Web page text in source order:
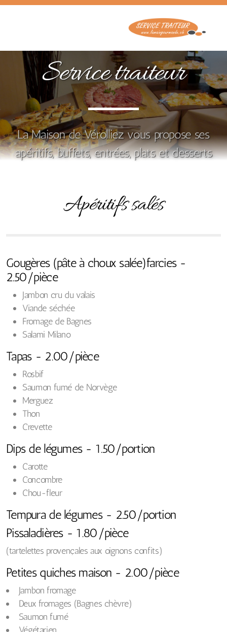
Service traiteur
La Maison de Vérolliez vous propose ses
apéritifs, buffets, entrées, plats et desserts
Apéritifs salés
Gougères (pâte à choux salée)farcies -
2.50/pièce
Jambon cru du valais
Viande séchée
Fromage de Bagnes
Salami Milano
Tapas - 2.00/pièce
Rosbif
Saumon fumé de Norvège
Merguez
Thon
Crevette
Dips de légumes - 1.50/portion
Carotte
Concombre
Chou-fleur
Tempura de légumes - 2.50/portion
Pissaladières - 1.80/pièce
(tartelettes provençales aux oignons confits)
Petites quiches maison - 2.00/pièce
Jambon fromage
Deux fromages (Bagnes chèvre)
Saumon fumé
Végétarien